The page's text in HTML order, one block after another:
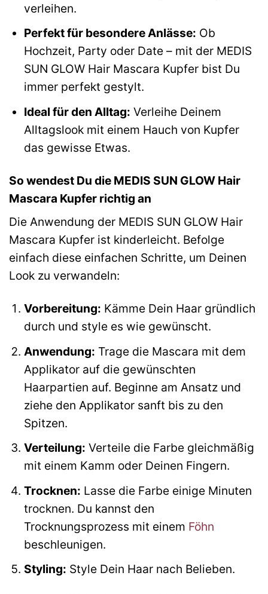
verleihen.
Perfekt für besondere Anlässe: Ob
Hochzeit, Party oder Date – mit der MEDIS
SUN GLOW Hair Mascara Kupfer bist Du
immer perfekt gestylt.
Ideal für den Alltag: Verleihe Deinem
Alltagslook mit einem Hauch von Kupfer
das gewisse Etwas.
So wendest Du die MEDIS SUN GLOW Hair
Mascara Kupfer richtig an
Die Anwendung der MEDIS SUN GLOW Hair
Mascara Kupfer ist kinderleicht. Befolge
einfach diese einfachen Schritte, um Deinen
Look zu verwandeln:
Vorbereitung: Kämme Dein Haar gründlich
durch und style es wie gewünscht.
Anwendung: Trage die Mascara mit dem
Applikator auf die gewünschten
Haarpartien auf. Beginne am Ansatz und
ziehe den Applikator sanft bis zu den
Spitzen.
Verteilung: Verteile die Farbe gleichmäßig
mit einem Kamm oder Deinen Fingern.
Trocknen: Lasse die Farbe einige Minuten
trocknen. Du kannst den
Trocknungsprozess mit einem Föhn
beschleunigen.
Styling: Style Dein Haar nach Belieben.